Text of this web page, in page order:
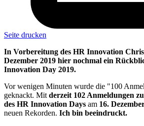
Seite drucken
In Vorbereitung des HR Innovation
Dezember 2019 hier nochmal ein
Innovation Day 2019.
Vor wenigen Minuten wurde die "100
geknackt. Mit derzeit 102 Anmeldungen
des HR Innovation Days am 16.
neuen Rekorden. Ich bin beeindruckt.